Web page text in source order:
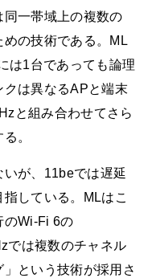
一帯域上の複数の
の技術である。ML
は1台であっても論理
は異なるAPと端末
と組み合わせてさら
。
が、11beでは遅延
している。MLはこ
のWi-Fi 6の
では複数のチャネル
という技術が採用さ